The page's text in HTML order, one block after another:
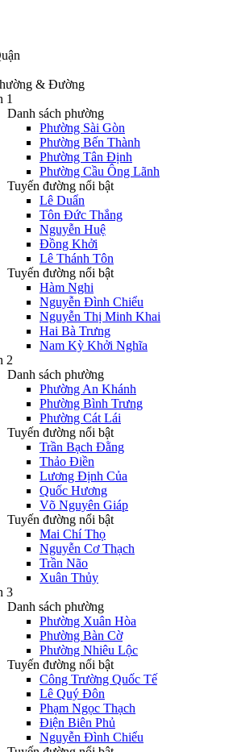
& Đường
1
Danh sách phường
Phường Sài Gòn
Phường Bến Thành
Phường Tân Định
Phường Cầu Ông Lãnh
Tuyến đường nổi bật
Lê Duẩn
Tôn Đức Thắng
Nguyễn Huệ
Đồng Khởi
Lê Thánh Tôn
Tuyến đường nổi bật
Hàm Nghi
Nguyễn Đình Chiểu
Nguyễn Thị Minh Khai
Hai Bà Trưng
Nam Kỳ Khởi Nghĩa
2
Danh sách phường
Phường An Khánh
Phường Bình Trưng
Phường Cát Lái
Tuyến đường nổi bật
Trần Bạch Đằng
Thảo Điền
Lương Định Của
Quốc Hương
Võ Nguyên Giáp
Tuyến đường nổi bật
Mai Chí Thọ
Nguyễn Cơ Thạch
Trần Não
Xuân Thủy
3
Danh sách phường
Phường Xuân Hòa
Phường Bàn Cờ
Phường Nhiêu Lộc
Tuyến đường nổi bật
Công Trường Quốc Tế
Lê Quý Đôn
Phạm Ngọc Thạch
Điện Biên Phủ
Nguyễn Đình Chiểu